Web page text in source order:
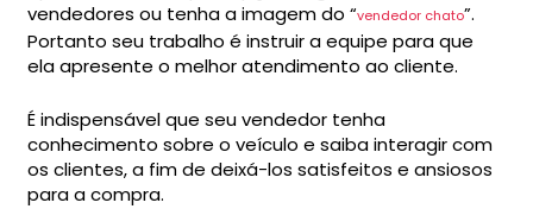
vendedores ou tenha a imagem do “vendedor chato”.
Portanto seu trabalho é instruir a equipe para que
ela apresente o melhor atendimento ao cliente.
É indispensável que seu vendedor tenha
conhecimento sobre o veículo e saiba interagir com
os clientes, a fim de deixá-los satisfeitos e ansiosos
para a compra.